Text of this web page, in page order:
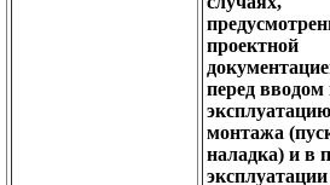
проектной
перед вводом
монтажа
наладка) и в
эксплуатации